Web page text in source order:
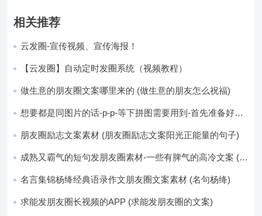
相关推荐
云发圈-宣传视频、宣传海报！
【云发圈】自动定时发圈系统（视频教程）
做生意的朋友圈文案哪里来的 (做生意的朋友怎么祝福)
想要都是同图片的话-p-p-等下拼图需要用到-首先准备好最
片-如果想要图片都不同得话-1-p-可以准备好45张的不同图
朋友圈励志文案素材 (朋友圈励志文案阳光正能量的句子)
成熟又霸气的短句发朋友圈素材-一些有脾气的高冷文案 (成
名言集锦杨绛经典语录作文朋友圈文案素材 (名句杨绛)
求能发朋友圈长视频的APP (求能发朋友圈的文案)